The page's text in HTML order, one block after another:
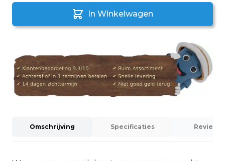
In Winkelwagen
Omschrijving Specificaties Reviews